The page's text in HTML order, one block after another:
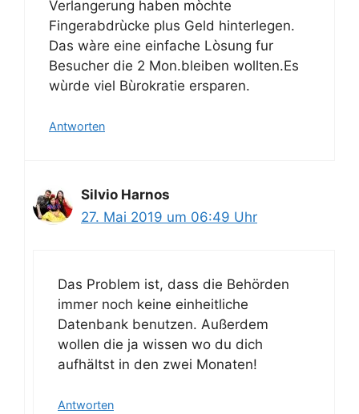
Verlangerung haben mòchte
Fingerabdrùcke plus Geld hinterlegen.
Das wàre eine einfache Lòsung fur
Besucher die 2 Mon.bleiben wollten.Es
wùrde viel Bùrokratie ersparen.
Antworten
Silvio Harnos
27. Mai 2019 um 06:49 Uhr
Das Problem ist, dass die Behörden
immer noch keine einheitliche
Datenbank benutzen. Außerdem
wollen die ja wissen wo du dich
aufhältst in den zwei Monaten!
Antworten